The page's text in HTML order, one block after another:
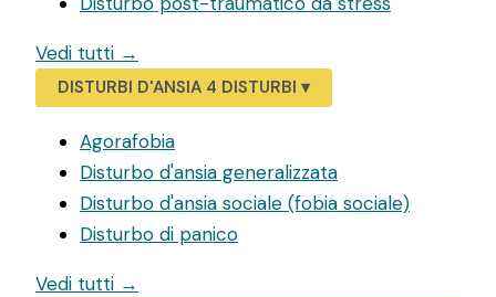
Vedi tutti →
DISTURBI D'ANSIA 4 DISTURBI ▾
Agorafobia
Disturbo d'ansia generalizzata
Disturbo d'ansia sociale (fobia sociale)
Disturbo di panico
Vedi tutti →